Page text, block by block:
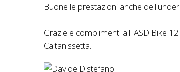
Buone le prestazioni anche
Grazie e complimenti all' ASD Bike
Caltanissetta.